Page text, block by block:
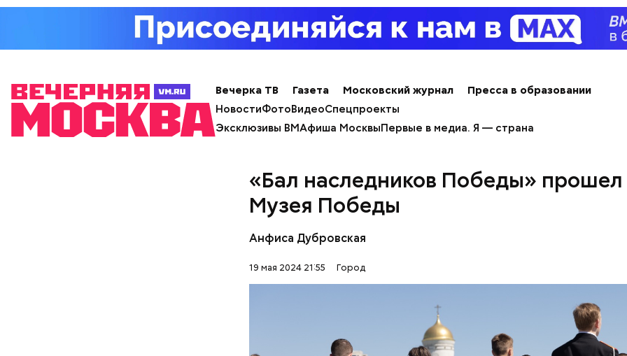
Вечерка ТВ Газета Московский журнал
Пресса в образовании
НовостиФотоВидеоСпецпроекты
Эксклюзивы ВМАфиша МосквыПервые в медиа. Я — страна
«Бал наследников Победы» прошел
Музея Победы
Анфиса Дубровская
19 мая 2024 21:55 Город
— Маршрут затрагивает востребованные улицы районов.
образом, жители разных районов смогут как отдыхать, так и
делам по реализованным велополосам и велодорожкам.
Подвал Мастера